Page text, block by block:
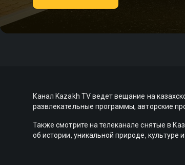
Канал Kazakh TV ведет вещание на
развлекательные программы, авторские
Также смотрите на телеканале снятые в
об истории, уникальной природе, культуре